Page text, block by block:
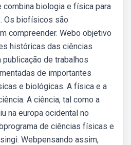
biologia e física para
Os biofísicos são
compreender. Webo objetivo
históricas das ciências
de trabalhos
de importantes
e biológicas. A física e a
A ciência, tal como a
na europa ocidental no
de ciências físicas e
Webpensando assim,